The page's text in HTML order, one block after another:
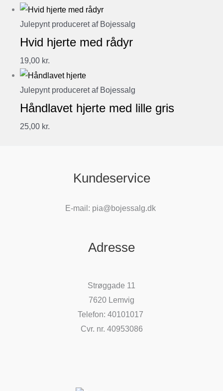
Julepynt produceret af Bojessalg
Hvid hjerte med rådyr
19,00 kr.
Julepynt produceret af Bojessalg
Håndlavet hjerte med lille gris
25,00 kr.
Kundeservice
E-mail: pia@bojessalg.dk
Adresse
Strøggade 11
7620 Lemvig
Telefon: 40101017
Cvr. nr. 40953086